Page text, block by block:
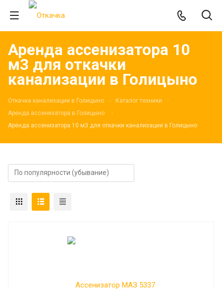
Аренда ассенизатора 10
м3 для откачки
канализации в Голицыно
Откачка канализации в Голицыно
Каталог техники
Аренда ассенизатора в Голицыно
Аренда ассенизатора 10 м3 для откачки канализации в Голицыно